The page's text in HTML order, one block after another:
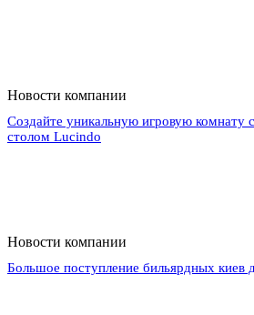
Новости компании
Создайте уникальную игровую комнату
столом Lucindo
Новости компании
Большое поступление бильярдных киев